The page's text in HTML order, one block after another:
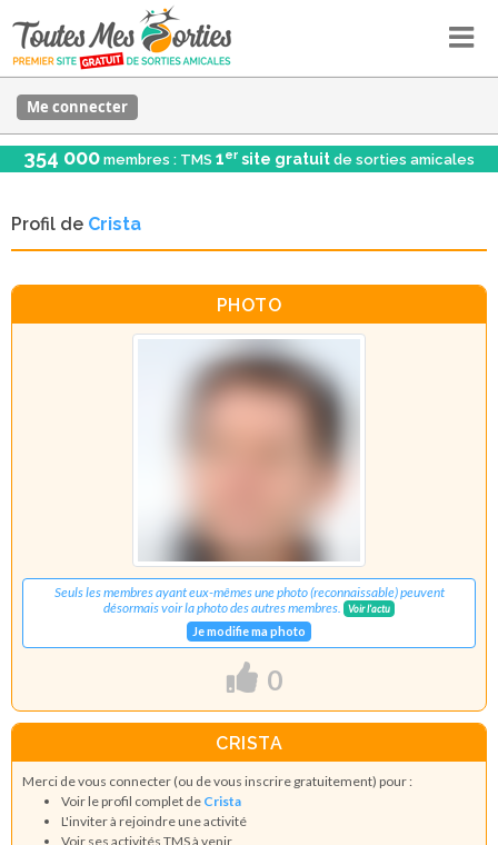
Me connecter
354 000 membres : TMS 1er site gratuit de sorties amicales
Profil de Crista
PHOTO
Seuls les membres ayant eux-mêmes une photo (reconnaissable) peuvent
désormais voir la photo des autres membres.
Voir l'actu
Je modifie ma photo
0
CRISTA
Merci de vous connecter (ou de vous inscrire gratuitement) pour :
Voir le profil complet de Crista
L'inviter à rejoindre une activité
Voir ses activités TMS à venir